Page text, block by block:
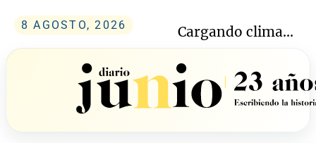
8 AGOSTO, 2026 Cargando clima...